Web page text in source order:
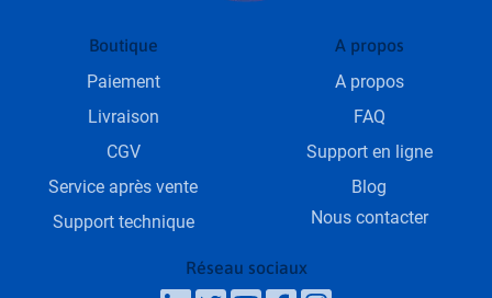
Boutique
Paiement
Livraison
CGV
Service après vente
Support technique
A propos
A propos
FAQ
Support en ligne
Blog
Nous contacter
Réseau sociaux